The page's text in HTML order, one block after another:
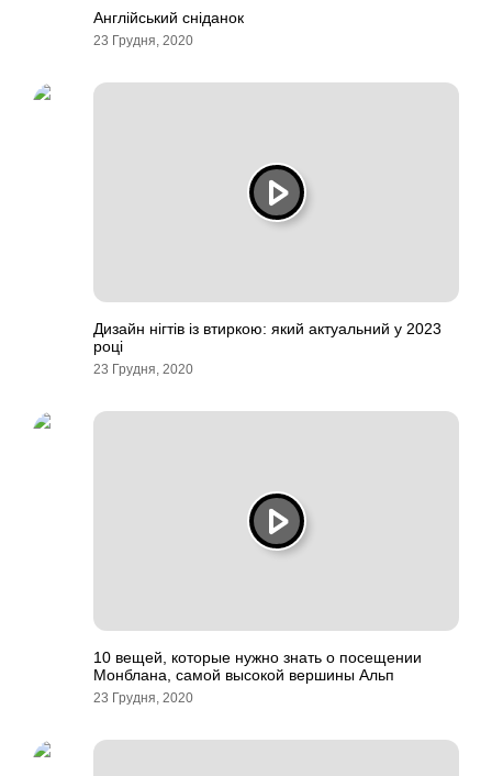
Англійський сніданок
23 Грудня, 2020
Дизайн нігтів із втиркою: який актуальний у 2023
році
23 Грудня, 2020
10 вещей, которые нужно знать о посещении
Монблана, самой высокой вершины Альп
23 Грудня, 2020